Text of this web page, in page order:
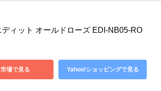
ィット オールドローズ EDI-NB05-RO
場で見る Yahoo!ショッピングで見る